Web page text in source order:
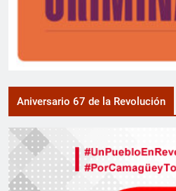
Aniversario 67 de la Revolución